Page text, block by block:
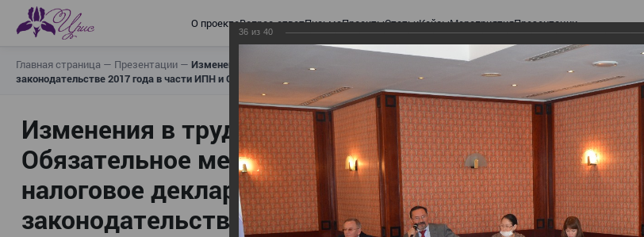
О проектеВопрос-ответПисьмаПроектыСтатьиКейсыМероприятияПрезентации
Главная страница — Презентации — Изменения в трудовом и налоговом законодательстве: Обязательное медицинское
законодательстве 2017 года в части ИПН и СН
Изменения в трудовом и налоговом
Обязательное медицинское страхование, всеобщее
налоговое декларирование, изменения в налоговом
законодательстве 2017 года в части ИПН и СН
36 из 40